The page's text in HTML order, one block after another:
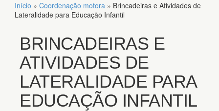
Início » Coordenação motora » Brincadeiras e Atividades de
Lateralidade para Educação Infantil
BRINCADEIRAS E
ATIVIDADES DE
LATERALIDADE PARA
EDUCAÇÃO INFANTIL